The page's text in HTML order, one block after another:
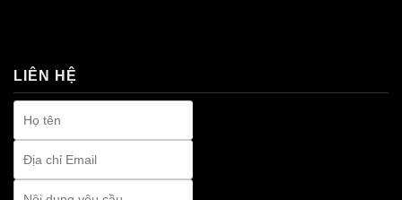
LIÊN HỆ